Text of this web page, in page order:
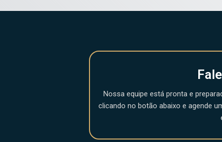
Nossa equipe está pronta e
clicando no botão abaixo e agende